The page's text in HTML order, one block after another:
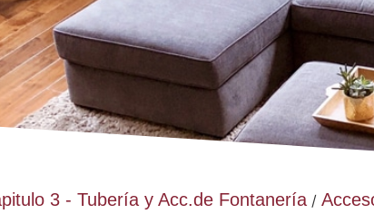
3 - Tubería y Acc.de Fontanería/